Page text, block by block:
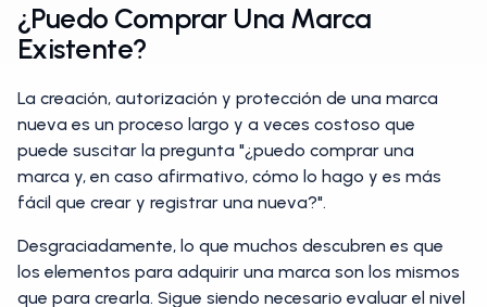
¿Puedo Comprar Una Marca
Existente?
La creación, autorización y protección de una marca
nueva es un proceso largo y a veces costoso que
puede suscitar la pregunta "¿puedo comprar una
marca y, en caso afirmativo, cómo lo hago y es más
fácil que crear y registrar una nueva?".
Desgraciadamente, lo que muchos descubren es que
los elementos para adquirir una marca son los mismos
que para crearla. Sigue siendo necesario evaluar el nivel